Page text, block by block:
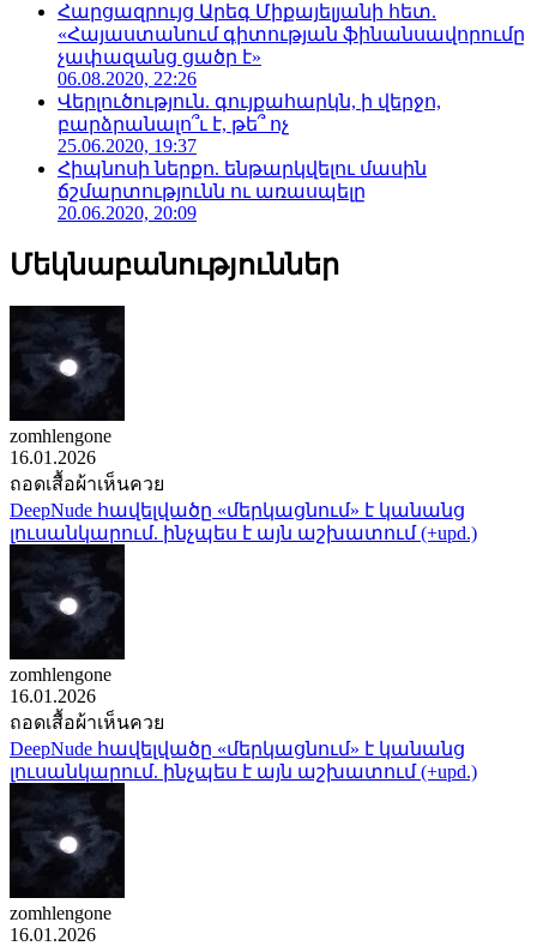
Հարցազրույց Արեգ Միքայելյանի հետ.
«Հայաստանում գիտության ֆինանսավորումը
չափազանց ցածր է»
06.08.2020, 22:26
Վերլուծություն. գույքահարկն, ի վերջո,
բարձրանալո՞ւ է, թե՞ ոչ
25.06.2020, 19:37
Հիպնոսի ներքո. ենթարկվելու մասին
ճշմարտությունն ու առասպելը
20.06.2020, 20:09
Մեկնաբանություններ
zomhlengone
16.01.2026
ถอดเสื้อผ้าเห็นควย
DeepNude հավելվածը «մերկացնում» է կանանց
լուսանկարում. ինչպես է այն աշխատում (+upd.)
zomhlengone
16.01.2026
ถอดเสื้อผ้าเห็นควย
DeepNude հավելվածը «մերկացնում» է կանանց
լուսանկարում. ինչպես է այն աշխատում (+upd.)
zomhlengone
16.01.2026